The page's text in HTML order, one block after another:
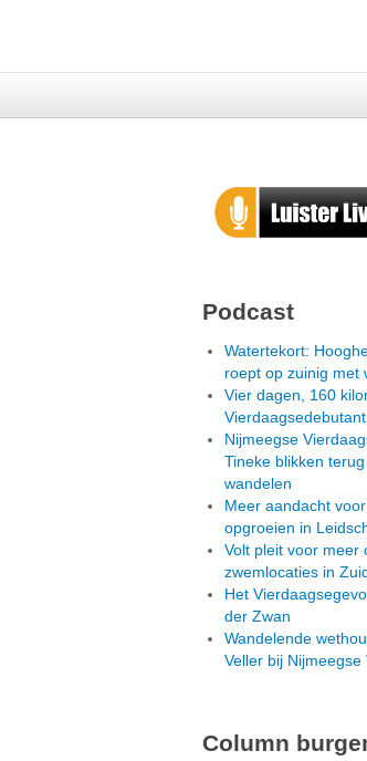
Podcast
Watertekort:
roept op zuinig met
Vier dagen, 160
Nijmeegse
Tineke blikken
wandelen
Meer aandacht
opgroeien in
Volt pleit voor meer
zwemlocaties in
Het
der Zwan
Wandelende
Veller bij Nijmeegse
Column